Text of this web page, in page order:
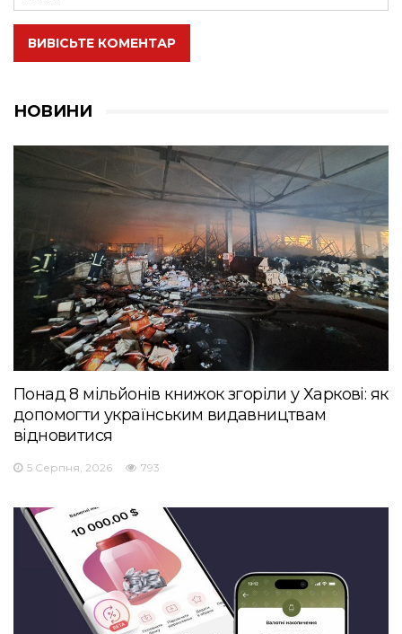
ВИВІСЬТЕ КОМЕНТАР
НОВИНИ
Понад 8 мільйонів книжок згоріли у Харкові: як
допомогти українським видавництвам
відновитися
5 Серпня, 2026 793